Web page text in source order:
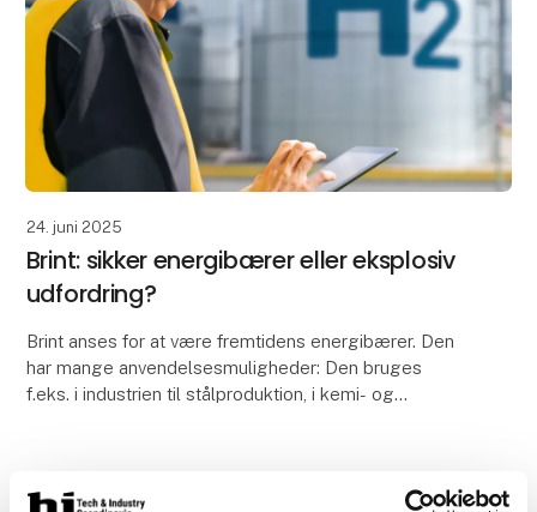
24. juni 2025
Brint: sikker energibærer eller eksplosiv
udfordring?
Brint anses for at være fremtidens energibærer. Den
har mange anvendelsesmuligheder: Den bruges
f.eks. i industrien til stålproduktion, i kemi- og